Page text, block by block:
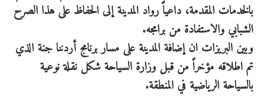
بالخدمات المقدمة، داعياً رواد المدينة إلى الحفاظ على هذا الصرح
الشبابي والاستفادة من برامجه.
وبين البريزات ان إضافة المدينة على مسار برنامج أردننا جنة الذي
تم اطلاقه مؤخراً من قبل وزارة السياحة شكل نقلة نوعية
بالسياحة الرياضية في المنطقة.